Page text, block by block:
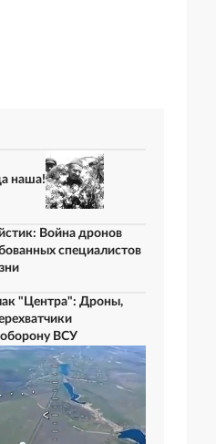
наша!
Война дронов
специалистов
"Центра": Дроны,
ВСУ